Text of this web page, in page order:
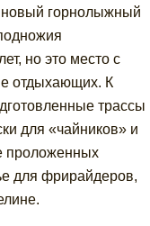
новый горнолыжный
но это место с
отдыхающих. К
трассы
для «чайников» и
проложенных
для фрирайдеров,